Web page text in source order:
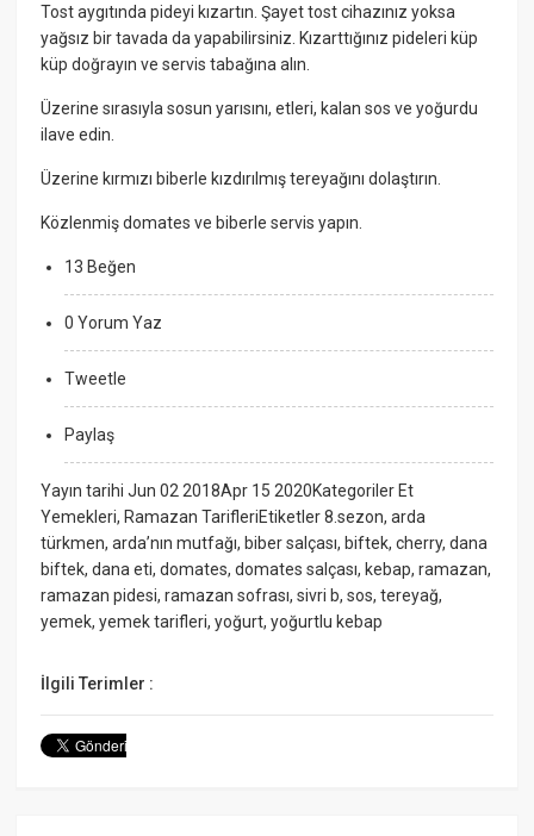
Tost aygıtında pideyi kızartın. Şayet tost cihazınız yoksa
yağsız bir tavada da yapabilirsiniz. Kızarttığınız pideleri küp
küp doğrayın ve servis tabağına alın.
Üzerine sırasıyla sosun yarısını, etleri, kalan sos ve yoğurdu
ilave edin.
Üzerine kırmızı biberle kızdırılmış tereyağını dolaştırın.
Közlenmiş domates ve biberle servis yapın.
13 Beğen
0 Yorum Yaz
Tweetle
Paylaş
Yayın tarihi Jun 02 2018Apr 15 2020Kategoriler Et
Yemekleri, Ramazan TarifleriEtiketler 8.sezon, arda
türkmen, arda’nın mutfağı, biber salçası, biftek, cherry, dana
biftek, dana eti, domates, domates salçası, kebap, ramazan,
ramazan pidesi, ramazan sofrası, sivri b, sos, tereyağ,
yemek, yemek tarifleri, yoğurt, yoğurtlu kebap
İlgili Terimler :